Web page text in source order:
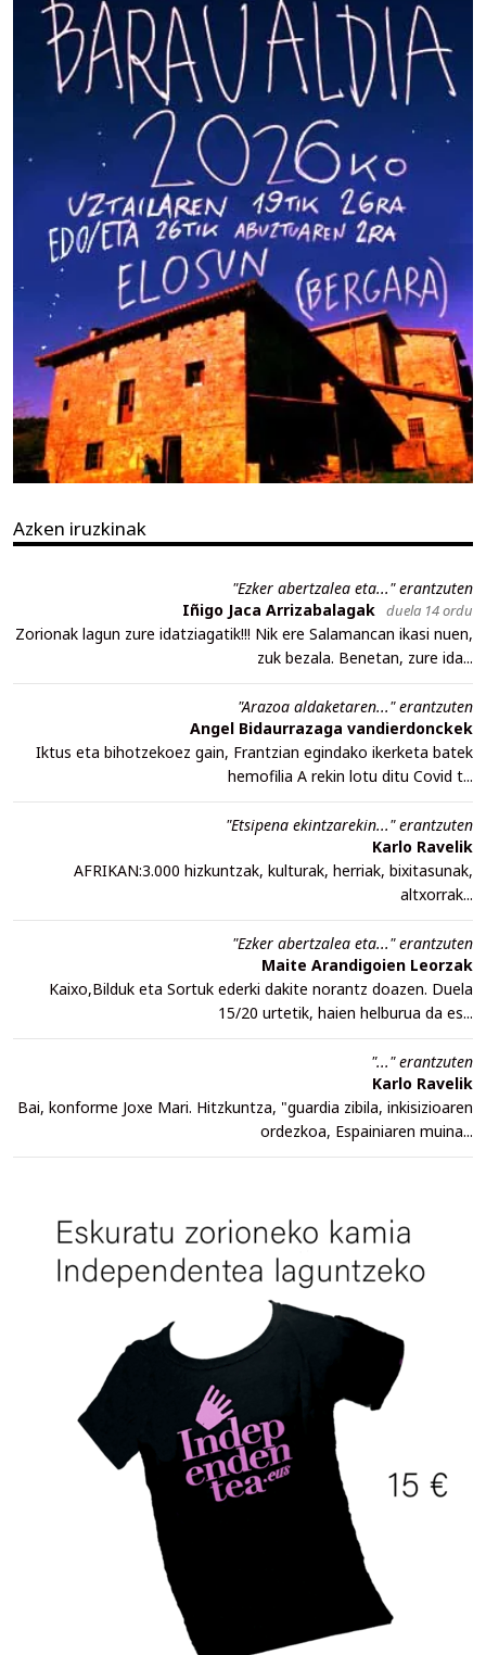
Azken iruzkinak
"Ezker abertzalea eta..." erantzuten
Iñigo Jaca Arrizabalagak duela 14 ordu
Zorionak lagun zure idatziagatik!!! Nik ere Salamancan ikasi nuen,
zuk bezala. Benetan, zure ida...
"Arazoa aldaketaren..." erantzuten
Angel Bidaurrazaga vandierdonckek
Iktus eta bihotzekoez gain, Frantzian egindako ikerketa batek
hemofilia A rekin lotu ditu Covid t...
"Etsipena ekintzarekin..." erantzuten
Karlo Ravelik
AFRIKAN:3.000 hizkuntzak, kulturak, herriak, bixitasunak,
altxorrak...
"Ezker abertzalea eta..." erantzuten
Maite Arandigoien Leorzak
Kaixo,Bilduk eta Sortuk ederki dakite norantz doazen. Duela
15/20 urtetik, haien helburua da es...
"..." erantzuten
Karlo Ravelik
Bai, konforme Joxe Mari. Hitzkuntza, "guardia zibila, inkisizioaren
ordezkoa, Espainiaren muina...